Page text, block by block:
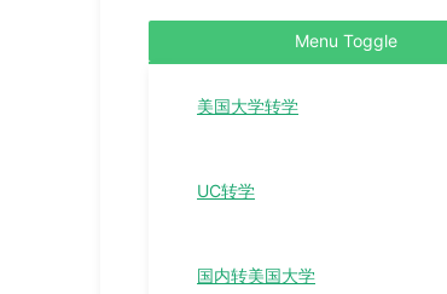
Menu Toggle
美国大学转学
UC转学
国内转美国大学